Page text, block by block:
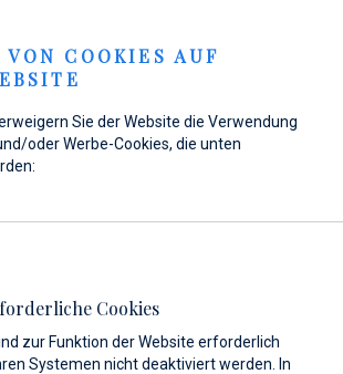
Boot in
Teile,
Ihr
& Ribs
senden DE
VON COOKIES AUF
Sie der Website die Verwendung
oder Werbe-Cookies, die unten
Cookies
zur Funktion der Website erforderlich
Systemen nicht deaktiviert werden. In